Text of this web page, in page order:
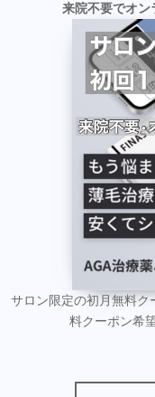
来院不要でオン
サロン限定の初月無料
料クーポン希